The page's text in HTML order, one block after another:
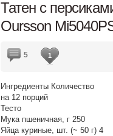
Татен с
Oursson
5 1
Ингредиенты Количество
на 12 порций
Тесто
Мука пшеничная, г 250
Яйца куриные, шт. (~ 50 г) 4